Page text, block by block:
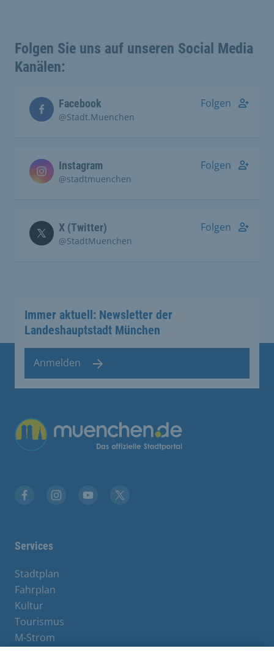
Folgen Sie uns auf unseren Social Media
Kanälen:
Facebook
@Stadt.Muenchen
Folgen
Instagram
@stadtmuenchen
Folgen
X (Twitter)
@StadtMuenchen
Folgen
Immer aktuell: Newsletter der
Landeshauptstadt München
Anmelden
Übergreifende Links
Services
Stadtplan
Fahrplan
Kultur
Tourismus
M-Strom